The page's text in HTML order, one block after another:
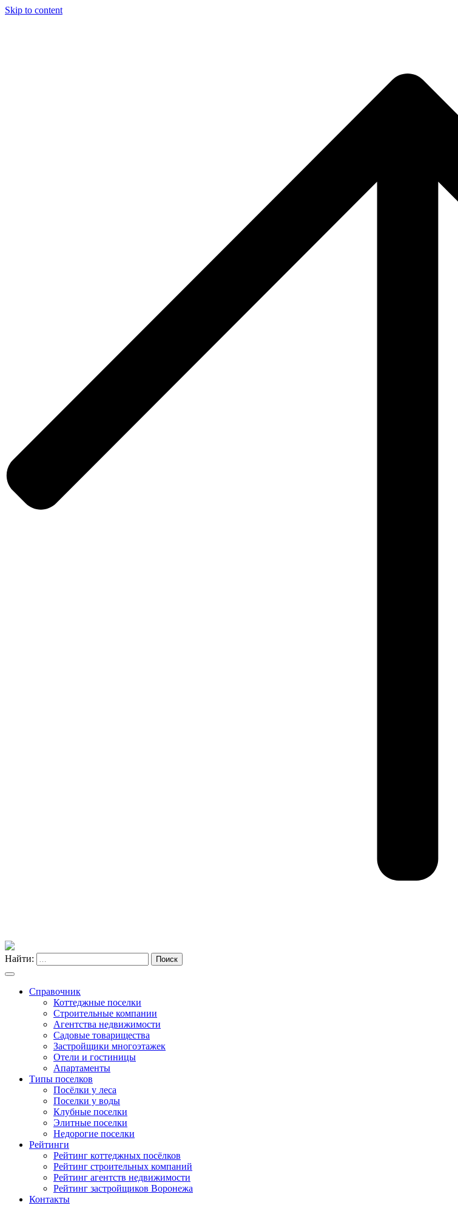
Skip to content
Найти: Поиск
Справочник
Коттеджные поселки
Строительные компании
Агентства недвижимости
Садовые товарищества
Застройщики многоэтажек
Отели и гостиницы
Апартаменты
Типы поселков
Посёлки у леса
Поселки у воды
Клубные поселки
Элитные поселки
Недорогие поселки
Рейтинги
Рейтинг коттеджных посёлков
Рейтинг строительных компаний
Рейтинг агентств недвижимости
Рейтинг застройщиков Воронежа
Контакты